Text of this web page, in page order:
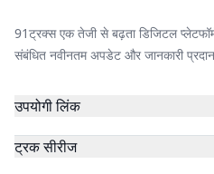
91ट्रक्स एक तेजी से बढ़ता डिजिटल
संबंधित नवीनतम अपडेट और जानकारी
उपयोगी लिंक
ट्रक सीरीज